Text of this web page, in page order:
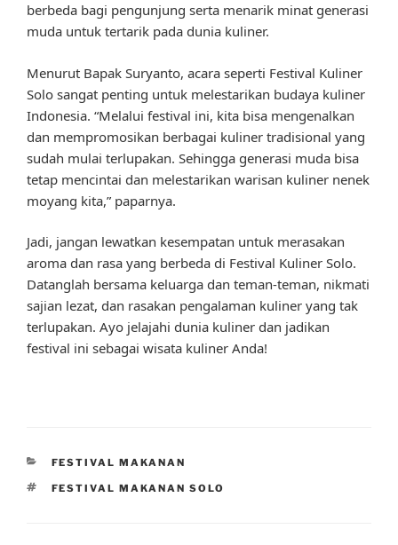
berbeda bagi pengunjung serta menarik minat generasi
muda untuk tertarik pada dunia kuliner.
Menurut Bapak Suryanto, acara seperti Festival Kuliner
Solo sangat penting untuk melestarikan budaya kuliner
Indonesia. “Melalui festival ini, kita bisa mengenalkan
dan mempromosikan berbagai kuliner tradisional yang
sudah mulai terlupakan. Sehingga generasi muda bisa
tetap mencintai dan melestarikan warisan kuliner nenek
moyang kita,” paparnya.
Jadi, jangan lewatkan kesempatan untuk merasakan
aroma dan rasa yang berbeda di Festival Kuliner Solo.
Datanglah bersama keluarga dan teman-teman, nikmati
sajian lezat, dan rasakan pengalaman kuliner yang tak
terlupakan. Ayo jelajahi dunia kuliner dan jadikan
festival ini sebagai wisata kuliner Anda!
CATEGORIES
FESTIVAL MAKANAN
TAGS
FESTIVAL MAKANAN SOLO